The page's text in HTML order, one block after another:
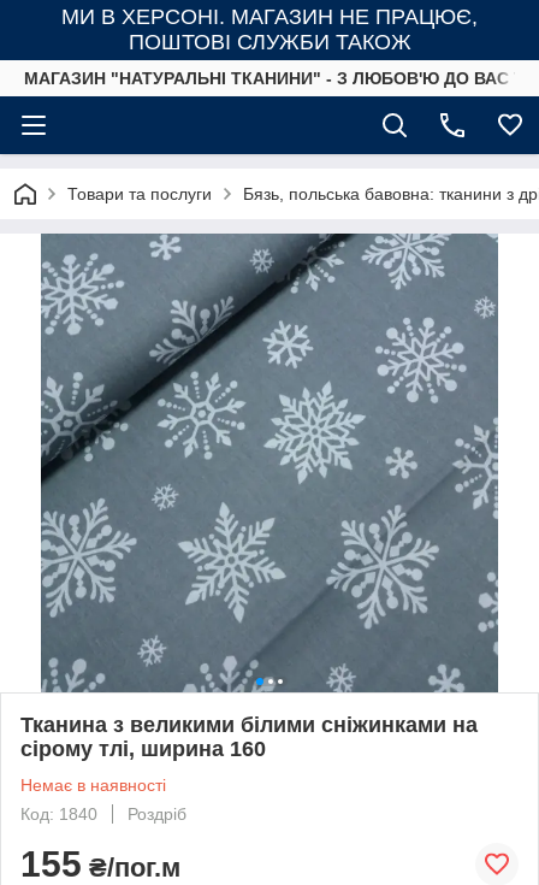
МИ В ХЕРСОНІ. МАГАЗИН НЕ ПРАЦЮЄ,
ПОШТОВІ СЛУЖБИ ТАКОЖ
МАГАЗИН "НАТУРАЛЬНІ ТКАНИНИ" - З ЛЮБОВ'Ю ДО ВАС
Товари та послуги Бязь, польська бавовна: тканини з
Тканина з великими білими сніжинками на
сірому тлі, ширина 160
Немає в наявності
Код: 1840
Роздріб
155 ₴/пог.м